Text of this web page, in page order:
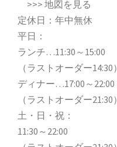
>>> 地図を見る
定休日：年中無休
平日：
ランチ…11:30～15:00
（ラストオーダー14:30）
ディナー…17:00～22:00
（ラストオーダー21:30）
土・日・祝：
11:30～22:00